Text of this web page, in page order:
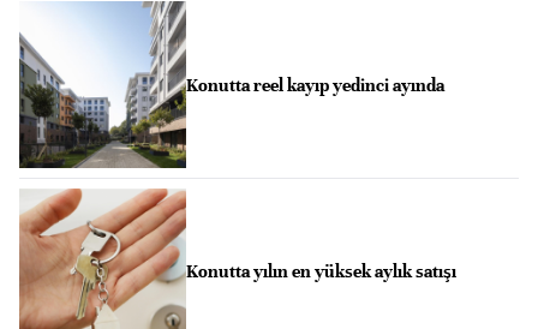
Konutta reel kayıp yedinci ayında
Konutta yılın en yüksek aylık satışı